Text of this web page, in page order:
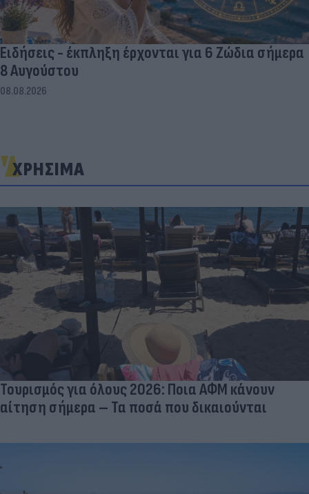
Ειδήσεις - έκπληξη έρχονται για 6 Ζώδια σήμερα
8 Αυγούστου
08.08.2026
ΧΡΗΣΙΜΑ
Τουρισμός για όλους 2026: Ποια ΑΦΜ κάνουν
αίτηση σήμερα – Τα ποσά που δικαιούνται